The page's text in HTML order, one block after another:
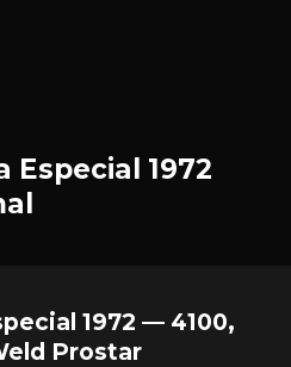
Especial 1972
1972 — 4100,
Prostar